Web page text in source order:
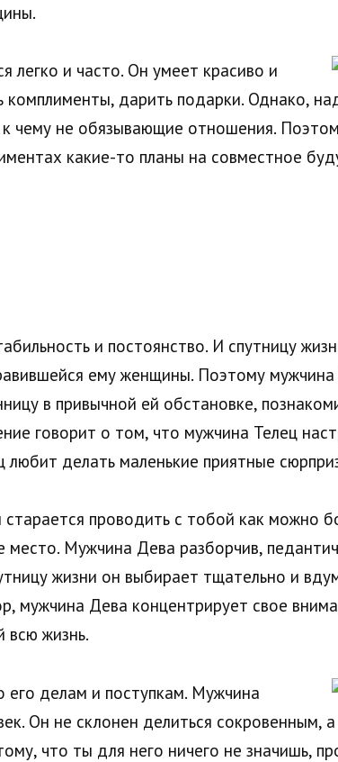
легко и часто. Он умеет красиво и
комплименты, дарить подарки. Однако,
чему не обязывающие отношения.
какие-то планы на совместное
и постоянство. И спутницу
ему женщины. Поэтому мужчина
в привычной ей обстановке,
говорит о том, что мужчина Телец
делать маленькие приятные
проводить с тобой как можно
Мужчина Дева разборчив,
жизни он выбирает тщательно и
мужчина Дева концентрирует свое
всю жизнь.
его делам и поступкам. Мужчина
Он не склонен делиться сокровенным,
что ты для него ничего не значишь,